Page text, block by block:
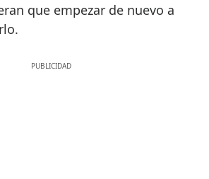
que empezar de nuevo a